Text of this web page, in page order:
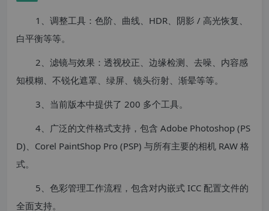
1、调整工具：色阶、曲线、HDR、阴影 / 高光恢复、
白平衡等等。
2、滤镜与效果：透视校正、边缘检测、去噪、内容感
知模糊、不锐化遮罩、绿屏、镜头衍射、渐晕等等。
3、当前版本中提供了 200 多个工具。
4、广泛的文件格式支持，包含 Adob​​e Photoshop (PS
D)、Corel PaintShop Pro (PSP) 与所有主要的相机 RAW 格
式。
5、色彩管理工作流程，包含对内嵌式 ICC 配置文件的
全面支持。